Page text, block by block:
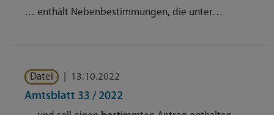
… enthält Nebenbestimmungen, die unter…
Datei 13.10.2022
Amtsblatt 33 / 2022